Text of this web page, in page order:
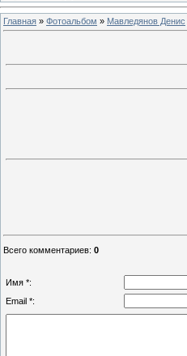
Главная » Фотоальбом » Мавледянов Денис
Всего комментариев: 0
Имя *:
Email *: